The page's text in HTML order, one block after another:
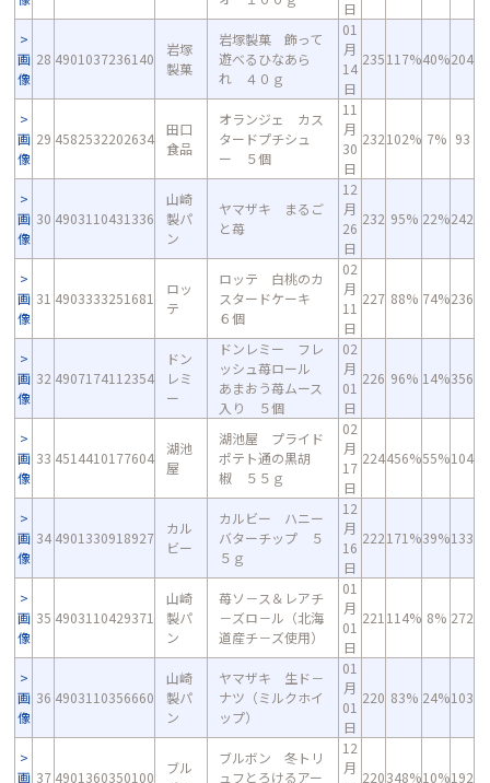
日
画
像
28 4901037236140
岩塚
製菓
岩塚製菓 飾って
遊べるひなあら
れ ４０ｇ
01
月
14
日
235117%40%204
画
像
29 4582532202634
田口
食品
オランジェ カス
タードプチシュ
ー ５個
11
月
30
日
232102% 7% 93
画
像
30 4903110431336
山崎
製パ
ン
ヤマザキ まるご
と苺
12
月
26
日
232 95% 22%242
画
像
31 4903333251681
ロッ
テ
ロッテ 白桃のカ
スタードケーキ
６個
02
月
11
日
227 88% 74%236
画
像
32 4907174112354
ドン
レミ
ー
ドンレミー フレ
ッシュ苺ロール
あまおう苺ムース
入り ５個
02
月
01
日
226 96% 14%356
画
像
33 4514410177604
湖池
屋
湖池屋 プライド
ポテト通の黒胡
椒 ５５ｇ
02
月
17
日
224456%55%104
画
像
34 4901330918927
カル
ビー
カルビー ハニー
バターチップ ５
５ｇ
12
月
16
日
222171%39%133
画
像
35 4903110429371
山崎
製パ
ン
苺ソ－ス＆レアチ
－ズロ－ル（北海
道産チ－ズ使用）
01
月
01
日
221 114% 8% 272
画
像
36 4903110356660
山崎
製パ
ン
ヤマザキ 生ド－
ナツ（ミルクホイ
ップ）
01
月
01
日
220 83% 24%103
画 37 4901360350100
ブル
ブルボン 冬トリ
ュフとろけるアー
12
月
220348%10%192